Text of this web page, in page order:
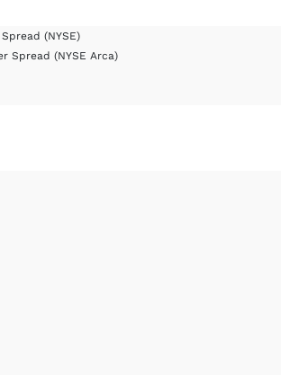
Spread(NYSE)
Spread(NYSE Arca)